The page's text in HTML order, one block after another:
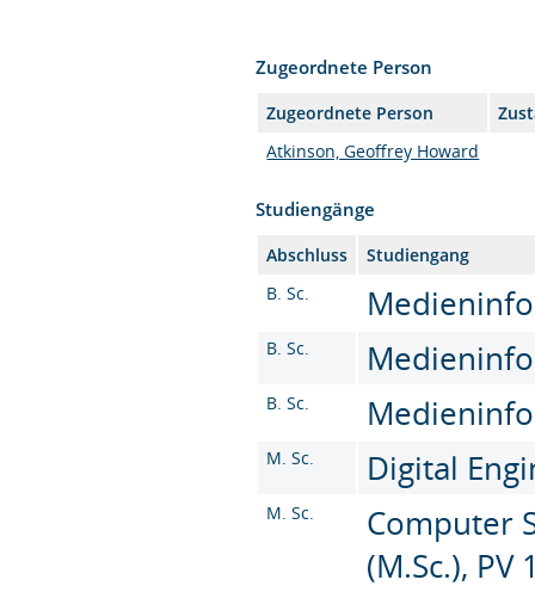
Zugeordnete Person
Zugeordnete Person
Atkinson, Geoffrey Howard
Studiengänge
Abschluss
Studiengang
B. Sc.
B. Sc.
B. Sc.
M. Sc. Digital
M. Sc.
Computer
(M.Sc.), PV